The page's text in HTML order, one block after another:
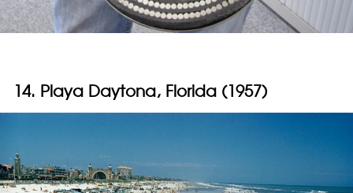
14. Playa Daytona, Florida (1957)